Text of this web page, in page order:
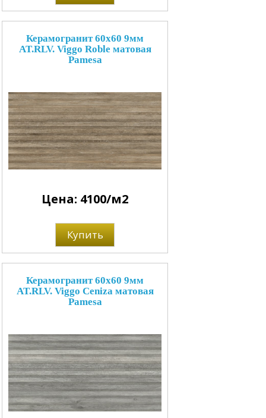
Керамогранит 60x60 9мм
AT.RLV. Viggo Roble матовая
Pamesa
Цена: 4100/м2
Купить
Керамогранит 60x60 9мм
AT.RLV. Viggo Ceniza матовая
Pamesa